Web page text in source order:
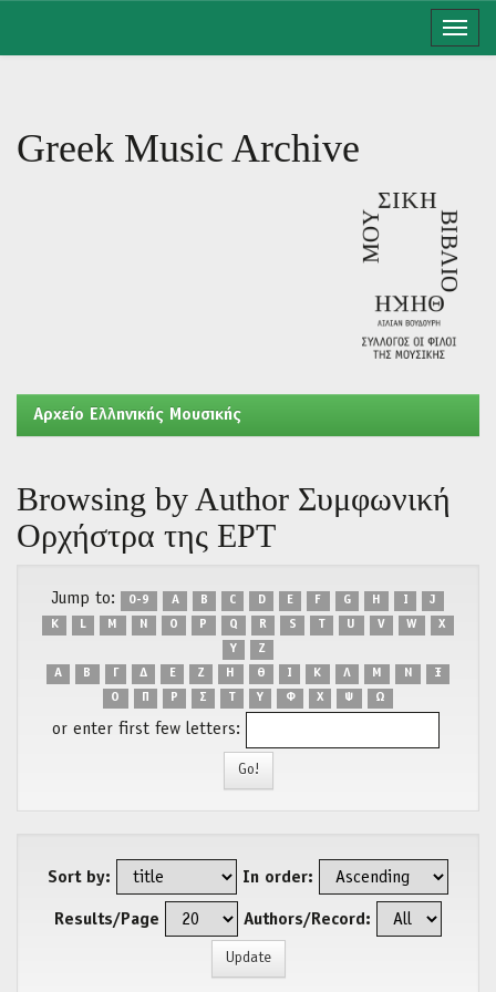
Greek Music Archive
Aρχείο Ελληνικής Μουσικής
Browsing by Author Συμφωνική
Ορχήστρα της ΕΡΤ
Jump to: 0-9 A B C D E F G H I
J
K
L M N O P Q R S T U V W
X
Y
Z
Α
Β Γ Δ Ε Ζ Η Θ Ι Κ Λ Μ Ν
Ξ
Ο
Π Ρ Σ Τ Υ Φ Χ Ψ Ω
or enter first few letters:
Sort by: In order:
Results/Page Authors/Record: